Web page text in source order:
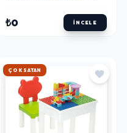
₺0 İNCELE
HIZLI KARGO